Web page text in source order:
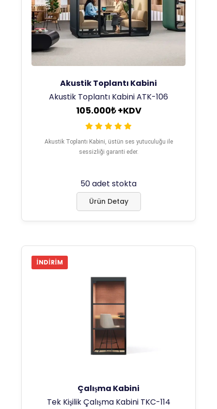
Akustik Toplantı Kabini
Akustik Toplantı Kabini ATK-106
105.000₺ +KDV
Akustik Toplantı Kabini, üstün ses yutuculuğu ile
sessizliği garanti eder.
50 adet stokta
Ürün Detay
İNDIRIM
Çalışma Kabini
Tek Kişilik Çalışma Kabini TKC-114